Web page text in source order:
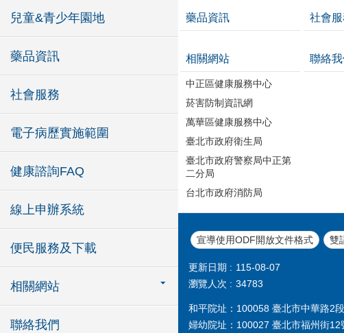
兒童&青少年園地
藥品資訊
社會服務
電子病歷實施範圍
健康諮詢FAQ
線上申辦系統
便民服務及下載
相關網站
聯絡我們
藥品資訊 社會
相關網站
中正區健康服務中心
菸害防制資訊網
萬華區健康服務中心
臺北市政府衛生局
臺北市政府警察局中正第
二分局
台北市政府消防局
聯絡我
宣導使用ODF開放文件格式 雙
更新日期
115-08-07
瀏覽人次
34783
和平院址：100058 臺北市中華路2
婦幼院址：100027 臺北市福州街